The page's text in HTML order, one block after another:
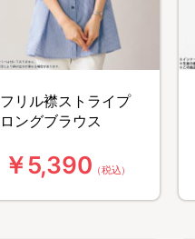
フリル襟ストライプ
ロングブラウス
￥5,390 （税込）